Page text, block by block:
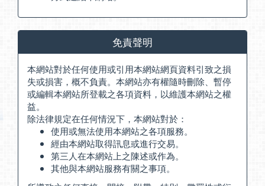
免責聲明
本網站對於任何使用或引用本網站網頁資料引致之損
失或損害，概不負責。本網站亦有權隨時刪除、暫停
或編輯本網站所登載之各項資料，以維護本網站之權
益。
除法律規定在任何情況下，本網站對於：
使用或無法使用本網站之各項服務。
經由本網站取得訊息或進行交易。
第三人在本網站上之陳述或作為。
其他與本網站服務有關之事項。